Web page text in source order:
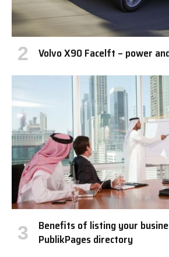
Volvo X90 Facelft – power
Benefits of listing your
PublikPages directory